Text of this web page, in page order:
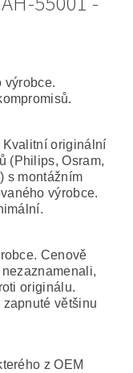
výrobce.
Kvalitní originální
(Philips, Osram,
s montážním
výrobce.
Cenově
originálu.
většinu
z OEM